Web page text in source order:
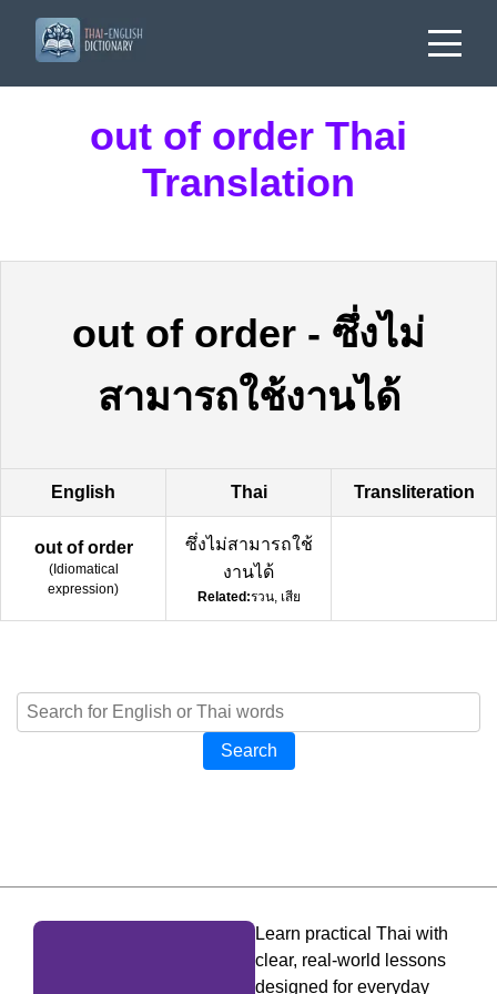
out of order Thai
Translation
out of order - ซึ่งไม่
สามารถใช้งานได้
English Thai Transliteration
out of order
(Idiomatical
expression)
ซึ่งไม่สามารถใช้
งานได้
Related:รวน, เสีย
Search
Learn practical Thai with
clear, real-world lessons
designed for everyday